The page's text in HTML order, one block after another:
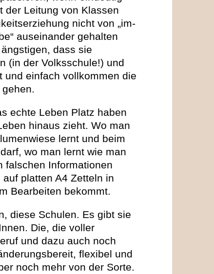
der Leitung von Klassen
nicht von „im-
auseinander gehalten
dass sie
(in der Volksschule!) und
und einfach vollkommen die
echte Leben Platz haben
hinaus zieht. Wo man
lernt und beim
wo man lernt wie man
falschen Informationen
platten A4 Zetteln in
Bearbeiten bekommt.
diese Schulen. Es gibt sie
Die, die voller
und dazu auch noch
flexibel und
noch mehr von der Sorte.